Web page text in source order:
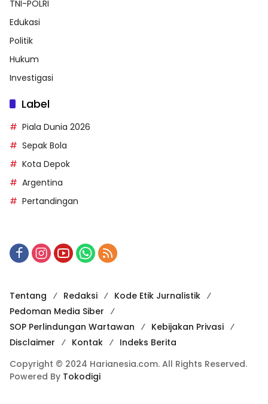
TNI-POLRI
Edukasi
Politik
Hukum
Investigasi
Label
Piala Dunia 2026
Sepak Bola
Kota Depok
Argentina
Pertandingan
Tentang Redaksi
Kode Etik Jurnalistik
Pedoman Media Siber
SOP Perlindungan Wartawan
Kebijakan Privasi
Disclaimer
Kontak
Indeks Berita
Copyright © 2024 Harianesia.com. All Rights Reserved.
Powered By Tokodigi